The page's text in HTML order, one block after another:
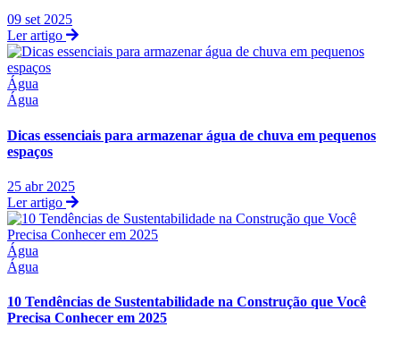
09 set 2025
Ler artigo
Água
Água
Dicas essenciais para armazenar água de chuva em pequenos
espaços
25 abr 2025
Ler artigo
Água
Água
10 Tendências de Sustentabilidade na Construção que Você
Precisa Conhecer em 2025